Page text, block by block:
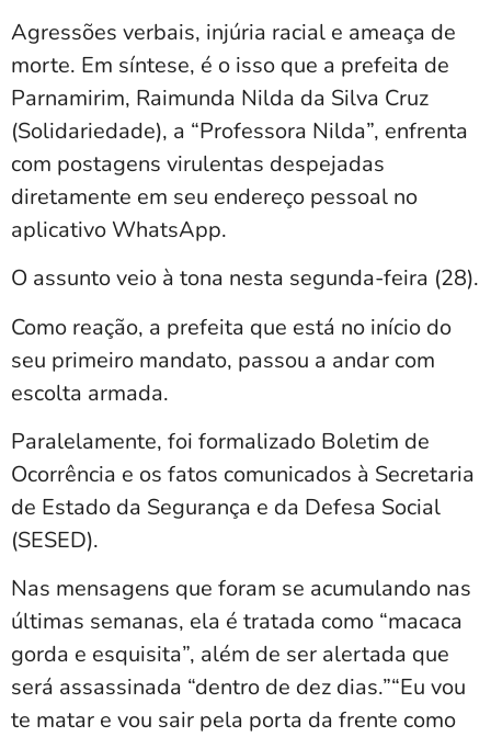
Agressões verbais, injúria racial e ameaça de
morte. Em síntese, é o isso que a prefeita de
Parnamirim, Raimunda Nilda da Silva Cruz
(Solidariedade), a “Professora Nilda”, enfrenta
com postagens virulentas despejadas
diretamente em seu endereço pessoal no
aplicativo WhatsApp.
O assunto veio à tona nesta segunda-feira (28).
Como reação, a prefeita que está no início do
seu primeiro mandato, passou a andar com
escolta armada.
Paralelamente, foi formalizado Boletim de
Ocorrência e os fatos comunicados à Secretaria
de Estado da Segurança e da Defesa Social
(SESED).
Nas mensagens que foram se acumulando nas
últimas semanas, ela é tratada como “macaca
gorda e esquisita”, além de ser alertada que
será assassinada “dentro de dez dias.”“Eu vou
te matar e vou sair pela porta da frente como